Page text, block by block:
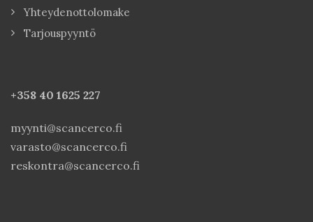
Yhteydenottolomake
Tarjouspyyntö
+358 40 1625 227
myynti@scancerco.fi
varasto@scancerco.fi
reskontra@scancerco.fi